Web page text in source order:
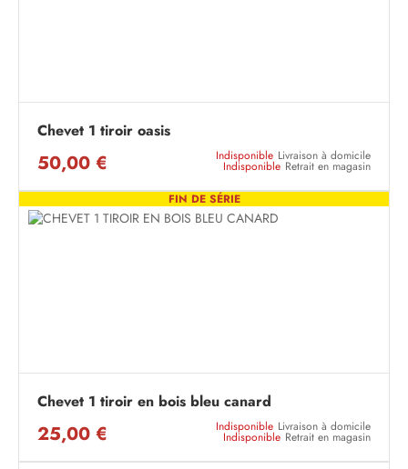
Chevet 1 tiroir oasis
50,00 € Indisponible Livraison à domicile
Indisponible Retrait en magasin
FIN DE SÉRIE
Chevet 1 tiroir en bois bleu canard
25,00 € Indisponible Livraison à domicile
Indisponible Retrait en magasin